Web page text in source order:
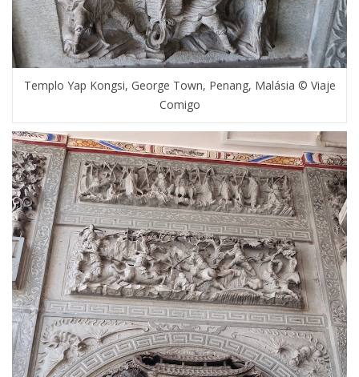
Templo Yap Kongsi, George Town, Penang, Malásia © Viaje
Comigo